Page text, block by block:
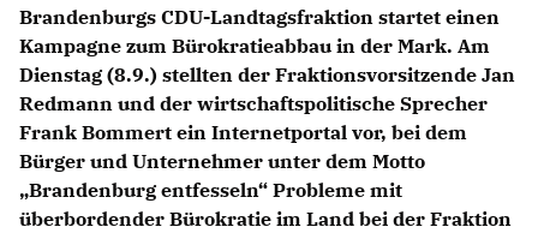
Brandenburgs CDU-Landtagsfraktion startet einen
Kampagne zum Bürokratieabbau in der Mark. Am
Dienstag (8.9.) stellten der Fraktionsvorsitzende Jan
Redmann und der wirtschaftspolitische Sprecher
Frank Bommert ein Internetportal vor, bei dem
Bürger und Unternehmer unter dem Motto
Brandenburg entfesseln“ Probleme mit
überbordender Bürokratie im Land bei der Fraktion